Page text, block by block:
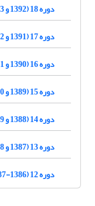
دوره 18 (1392 و 1393)
دوره 17 (1391 و 1392)
دوره 16 (1390 و 1391)
دوره 15 (1389 و 1390)
دوره 14 (1388 و 1389)
دوره 13 (1387 و 1388)
دوره 12 (1386-1387)